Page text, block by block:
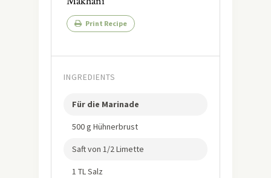
Print Recipe
INGREDIENTS
Für die Marinade
500 g Hühnerbrust
Saft von 1/2 Limette
1 TL Salz